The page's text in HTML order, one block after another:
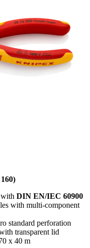
DIN EN/IEC 60900
with multi-component
standard perforation
transparent lid
x 40 m